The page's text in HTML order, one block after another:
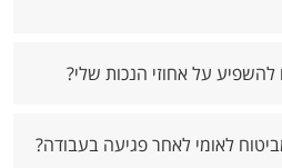
להשפיע על אחוזי הנכות שלי?
לאומי לאחר פגיעה בעבודה?